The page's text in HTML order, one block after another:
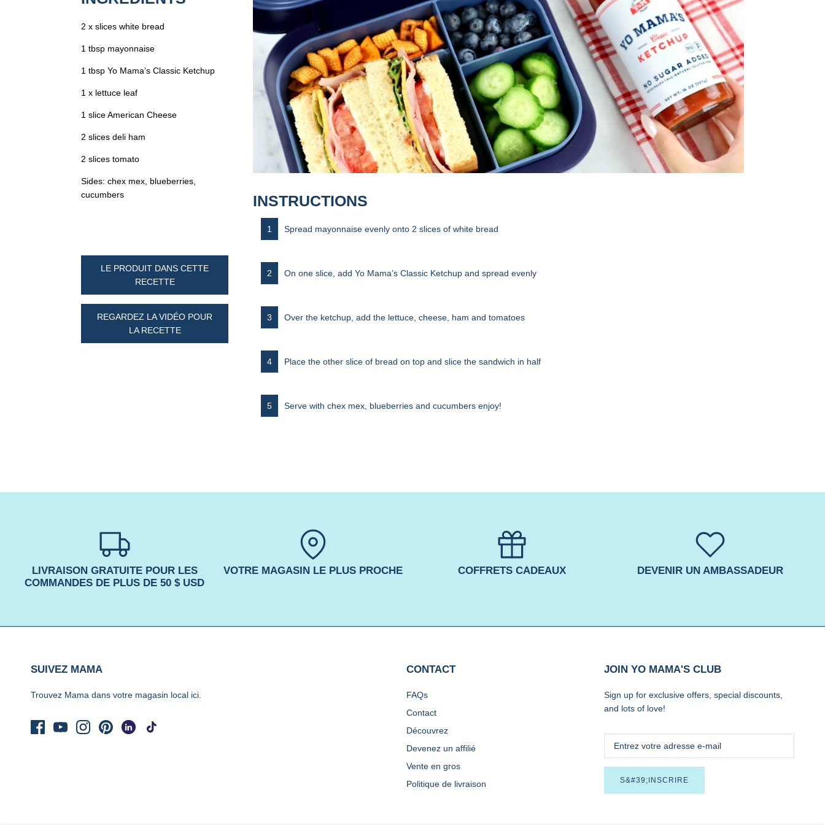
2 x slices white bread
1 tbsp mayonnaise
1 tbsp Yo Mama’s Classic Ketchup
1 x lettuce leaf
1 slice American Cheese
2 slices deli ham
2 slices tomato
Sides: chex mex, blueberries,
cucumbers
LE PRODUIT DANS CETTE
RECETTE
REGARDEZ LA VIDÉO POUR
LA RECETTE
INSTRUCTIONS
Spread mayonnaise evenly onto 2 slices of white bread
On one slice, add Yo Mama’s Classic Ketchup and spread evenly
Over the ketchup, add the lettuce, cheese, ham and tomatoes
Place the other slice of bread on top and slice the sandwich in half
Serve with chex mex, blueberries and cucumbers enjoy!
LIVRAISON GRATUITE POUR LES
COMMANDES DE PLUS DE 50 $ USD
VOTRE MAGASIN LE PLUS PROCHE COFFRETS CADEAUX DEVENIR UN AMBASSADEUR
SUIVEZ MAMA
Trouvez Mama dans votre magasin local ici.
CONTACT
FAQs
Contact
Découvrez
Devenez un affilié
Vente en gros
Politique de livraison
JOIN YO MAMA'S CLUB
Sign up for exclusive offers, special discounts,
and lots of love!
S&#39;INSCRIRE